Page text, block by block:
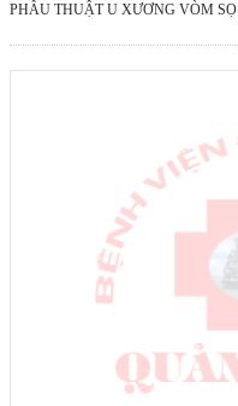
PHẪU THUẬT U XƯƠNG VÒM SỌ